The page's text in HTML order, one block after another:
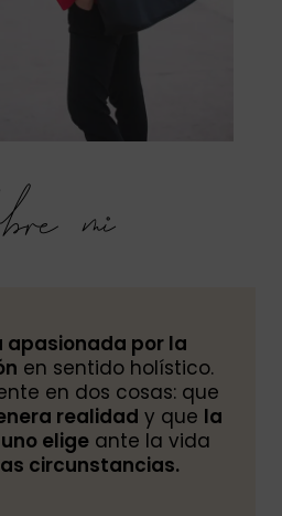
mi
apasionada por la
en sentido holístico.
en dos cosas: que
realidad y que la
elige ante la vida
circunstancias.